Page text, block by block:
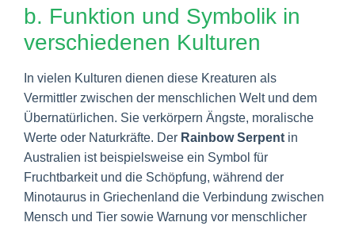
b. Funktion und Symbolik in
verschiedenen Kulturen
In vielen Kulturen dienen diese Kreaturen als
Vermittler zwischen der menschlichen Welt und dem
Übernatürlichen. Sie verkörpern Ängste, moralische
Werte oder Naturkräfte. Der Rainbow Serpent in
Australien ist beispielsweise ein Symbol für
Fruchtbarkeit und die Schöpfung, während der
Minotaurus in Griechenland die Verbindung zwischen
Mensch und Tier sowie Warnung vor menschlicher